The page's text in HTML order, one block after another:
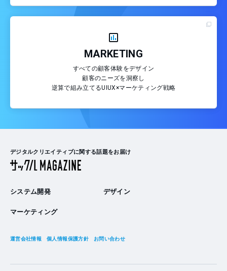
MARKETING
すべての顧客体験をデザイン
顧客のニーズを洞察し
逆算で組み立てるUIUX×マーケティング戦略
デジタルクリエイティブに関する話題をお届け
システム開発 デザイン
マーケティング
運営会社情報 個人情報保護方針 お問い合わせ